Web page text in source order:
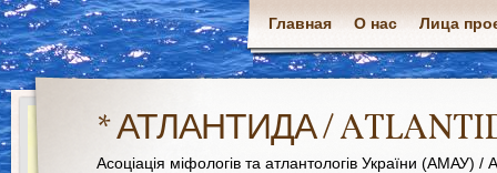
Главная О нас Лица
* АТЛАНТИДА /
Асоціація міфологів та атлантологів України